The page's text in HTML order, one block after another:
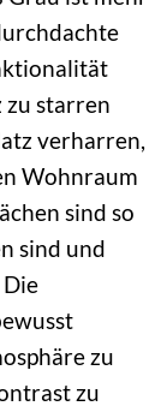
zu starren
verharren,
Wohnraum
sind so
sind und
zu
zu